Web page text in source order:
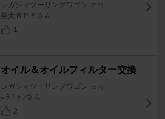
レガシィツーリングワゴン [BP]
柴犬ＢＰ５さん
1
オイル＆オイルフィルター交換
レガシィツーリングワゴン [BP]
ﾑ ﾗ ﾁ ｬ ﾝさん
2